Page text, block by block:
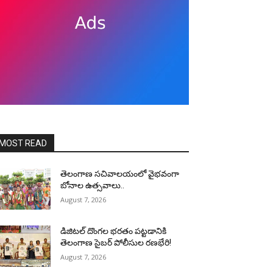
READ
తెలంగాణ సచివాలయంలో వైభవంగా
బోనాల ఉత్సవాలు..
August 7, 2026
డిజిటల్ దొంగల భరతం పట్టడానికి
తెలంగాణ సైబర్ పోలీసుల రణభేరి!
August 7, 2026